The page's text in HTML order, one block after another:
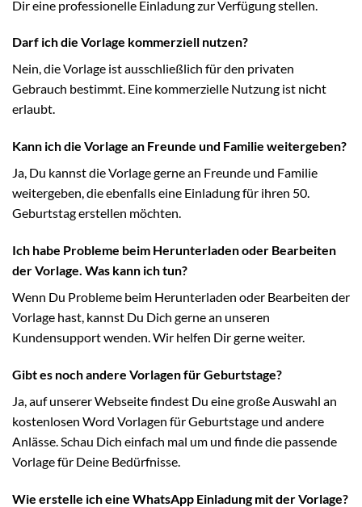
Dir eine professionelle Einladung zur Verfügung stellen.
Darf ich die Vorlage kommerziell nutzen?
Nein, die Vorlage ist ausschließlich für den privaten
Gebrauch bestimmt. Eine kommerzielle Nutzung ist nicht
erlaubt.
Kann ich die Vorlage an Freunde und Familie weitergeben?
Ja, Du kannst die Vorlage gerne an Freunde und Familie
weitergeben, die ebenfalls eine Einladung für ihren 50.
Geburtstag erstellen möchten.
Ich habe Probleme beim Herunterladen oder Bearbeiten
der Vorlage. Was kann ich tun?
Wenn Du Probleme beim Herunterladen oder Bearbeiten der
Vorlage hast, kannst Du Dich gerne an unseren
Kundensupport wenden. Wir helfen Dir gerne weiter.
Gibt es noch andere Vorlagen für Geburtstage?
Ja, auf unserer Webseite findest Du eine große Auswahl an
kostenlosen Word Vorlagen für Geburtstage und andere
Anlässe. Schau Dich einfach mal um und finde die passende
Vorlage für Deine Bedürfnisse.
Wie erstelle ich eine WhatsApp Einladung mit der Vorlage?